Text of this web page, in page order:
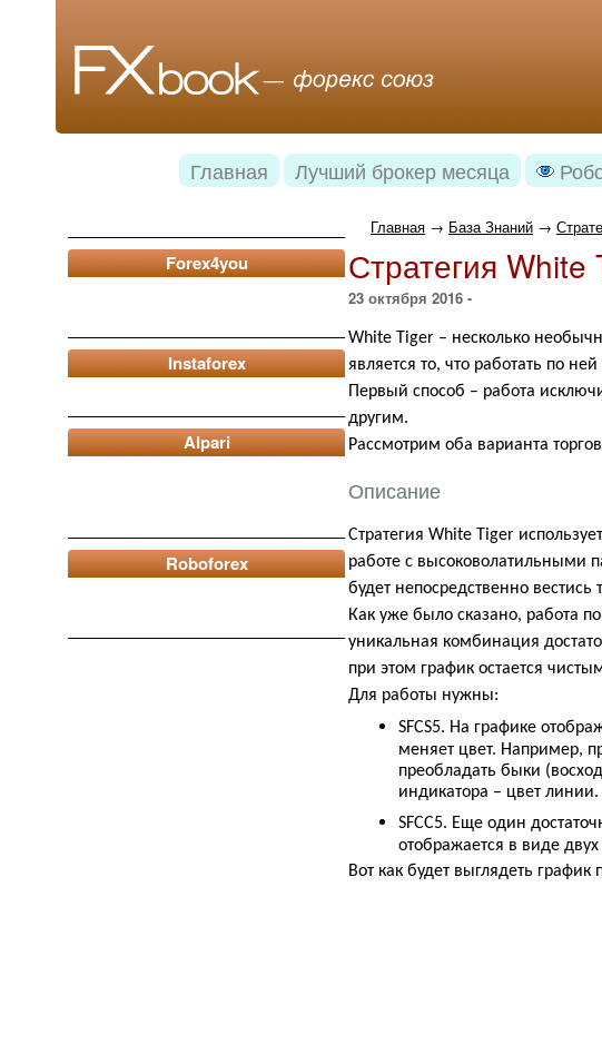
Главная Лучший брокер месяца
Forex4you
Instaforex
Alpari
Roboforex
Главная → База Знаний →
Стратегия White
23 октября 2016 -
White Tiger – несколько
является то, что работать по
Первый способ – работа
другим.
Рассмотрим оба варианта
Описание
Стратегия White Tiger
работе с высоковолатильными
будет непосредственно вестись
Как уже было сказано, работа
уникальная комбинация
при этом график остается
Для работы нужны:
SFCS5. На графике
меняет цвет. Например,
преобладать быки
индикатора – цвет линии.
SFCС5. Еще один
отображается в виде
Вот как будет выглядеть